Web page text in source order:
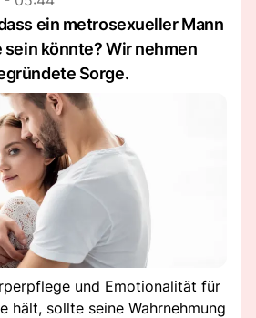
ein metrosexueller Mann
könnte? Wir nehmen
Sorge.
und Emotionalität für
hält, sollte seine Wahrnehmung